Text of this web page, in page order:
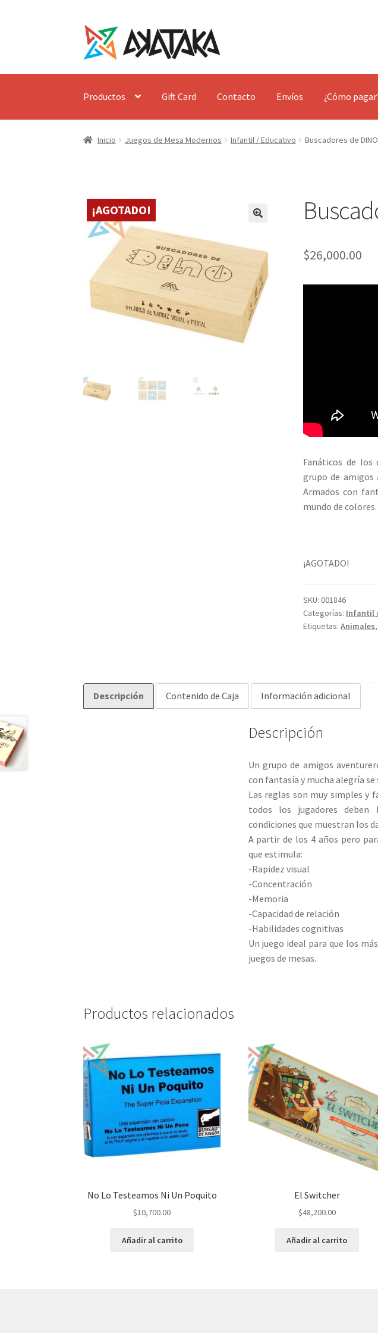
Ir
a
la
navegación
Ir
al
contenido
Productos Gift Card Contacto Envíos ¿Cómo
Inicio Juegos de Mesa Modernos Infantil / Educativo Buscadores de
¡AGOTADO!
$26,000.00
Fanáticos de los
grupo de amigos
Armados con
mundo de colores.
¡AGOTADO!
SKU:001846
Categorías: Infantil
Etiquetas:Animales,
Descripción Contenido de Caja Información adicional
Descripción
Un grupo de amigos
con fantasía y mucha alegría
Las reglas son muy simples y
todos los jugadores
condiciones que muestran los
A partir de los 4 años pero
que estimula:
-Rapidez visual
-Concentración
-Memoria
-Capacidad de relación
-Habilidades cognitivas
Un juego ideal para que los
juegos de mesas.
Productos relacionados
No Lo Testeamos Ni Un Poquito
$10,700.00
Añadir al carrito
El Switcher
$48,200.00
Añadir al carrito